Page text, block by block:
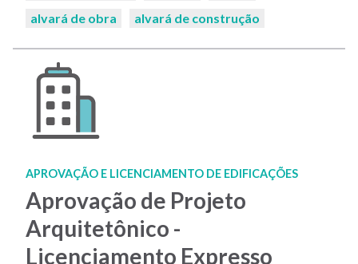
alvará de obra
alvará de construção
APROVAÇÃO E LICENCIAMENTO DE EDIFICAÇÕES
Aprovação de Projeto
Arquitetônico -
Licenciamento Expresso